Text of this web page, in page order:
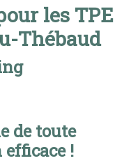
les TPE
Thébaud
de toute
!